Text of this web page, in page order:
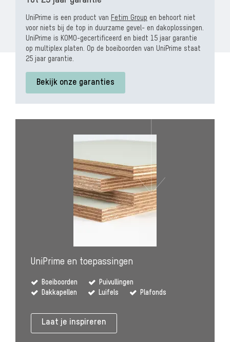
UniPrime is een product van Fetim Group en behoort niet
voor niets bij de top in duurzame gevel- en dakoplossingen.
UniPrime is KOMO-gecertificeerd en biedt 15 jaar garantie
op multiplex platen. Op de boeiboorden van UniPrime staat
25 jaar garantie.
Bekijk onze garanties
UniPrime en toepassingen
Boeiboorden
Puivullingen
Dakkapellen
Luifels Plafonds
Laat je inspireren